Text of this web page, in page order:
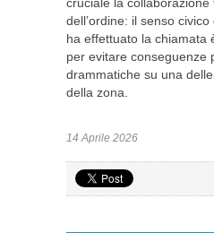
dell’ordine: il senso
ha effettuato la chiamata
per evitare conseguenze
drammatiche su una
della zona.
14 Aprile 2026